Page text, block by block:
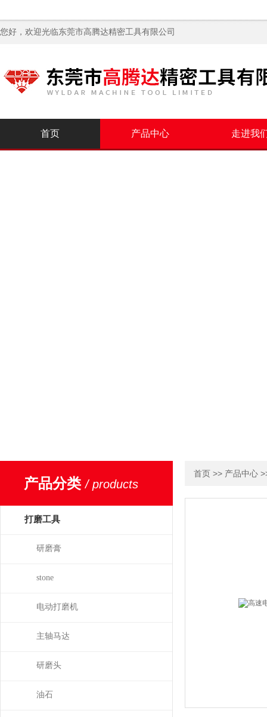
您好，欢迎光临东莞市高腾达精密工具有限公司
首页 产品中心 走进我
产品分类/ products
打磨工具
研磨膏
stone
电动打磨机
主轴马达
研磨头
油石
首页 >> 产品中心